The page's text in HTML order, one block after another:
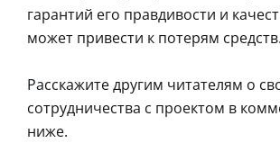
гарантий его правдивости и
может привести к потерям средств.
Расскажите другим читателям о
сотрудничества с проектом в
ниже.